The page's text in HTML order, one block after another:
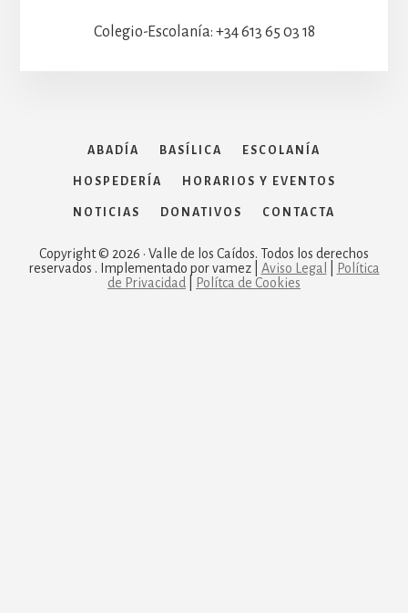
Colegio-Escolanía: +34 613 65 03 18
ABADÍA BASÍLICA ESCOLANÍA
HOSPEDERÍA HORARIOS Y EVENTOS
NOTICIAS DONATIVOS CONTACTA
Copyright © 2026 · Valle de los Caídos. Todos los derechos
reservados . Implementado por vamez | Aviso Legal
Política
de Privacidad
Polítca de Cookies